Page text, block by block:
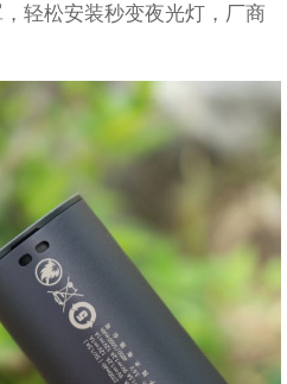
轻松安装秒变夜光灯，厂商